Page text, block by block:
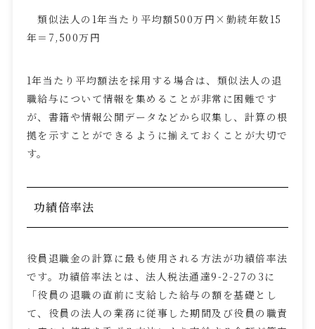
類似法人の 1年当たり平均額500万円×勤続年数15
年＝ 7,500万円
1年当たり平均額法を採用する場合は、類似法人の退
職給与について情報を集めることが非常に困難です
が、書籍や情報公開データなどから収集し、計算の根
拠を示すことができるように揃えておくことが大切で
す。
功績倍率法
役員退職金の計算に最も使用される方法が功績倍率法
です。功績倍率法とは、法人税法通達9-2-27の 3 に
「役員の退職の直前に支給した給与の額を基礎とし
て、役員の法人の業務に従事した期間及び役員の職責